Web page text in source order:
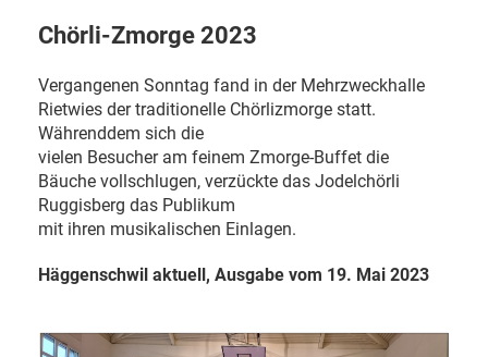
Chörli-Zmorge 2023
Vergangenen Sonntag fand in der Mehrzweckhalle
Rietwies der traditionelle Chörlizmorge statt.
Währenddem sich die
vielen Besucher am feinem Zmorge-Buffet die
Bäuche vollschlugen, verzückte das Jodelchörli
Ruggisberg das Publikum
mit ihren musikalischen Einlagen.
Häggenschwil aktuell, Ausgabe vom 19. Mai 2023